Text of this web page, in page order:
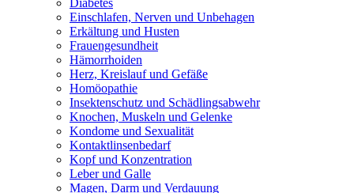
Diabetes
Einschlafen, Nerven und Unbehagen
Erkältung und Husten
Frauengesundheit
Hämorrhoiden
Herz, Kreislauf und Gefäße
Homöopathie
Insektenschutz und Schädlingsabwehr
Knochen, Muskeln und Gelenke
Kondome und Sexualität
Kontaktlinsenbedarf
Kopf und Konzentration
Leber und Galle
Magen, Darm und Verdauung